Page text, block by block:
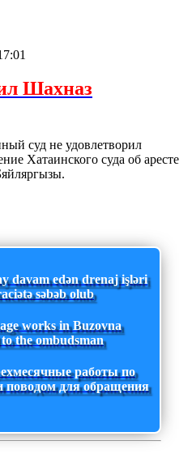
Шахназ
суд не удовлетворил
Хатаинского суда об аресте
davam edən drenaj işləri
səbəb olub
works in Buzovna
the ombudsman
работы по
поводом для обращения